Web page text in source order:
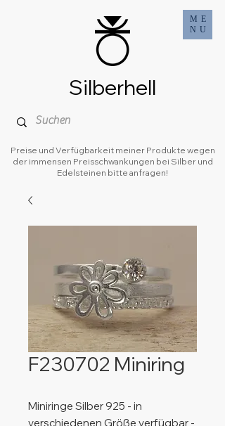
ME
NU
Preise und Verfügbarkeit meiner Produkte wegen
der immensen Preisschwankungen bei Silber und
Edelsteinen bitte anfragen!
Silberhell
F230702 Miniring
Miniringe Silber 925 - in
verschiedenen Größe verfügbar -